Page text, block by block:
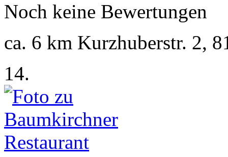
Noch keine Bewertungen
ca. 6 km Kurzhuberstr. 2,
14.